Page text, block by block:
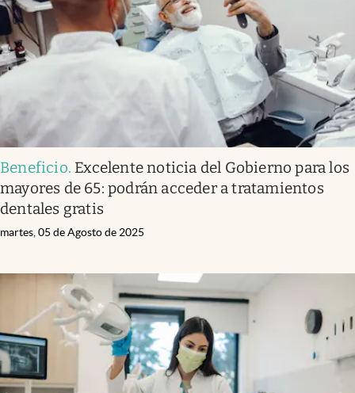
Beneficio. Excelente noticia del Gobierno para los
mayores de 65: podrán acceder a tratamientos
dentales gratis
martes, 05 de Agosto de 2025